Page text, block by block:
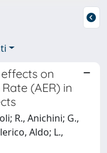
on
(AER) in
R., Anichini; G.,
Aldo; L.,